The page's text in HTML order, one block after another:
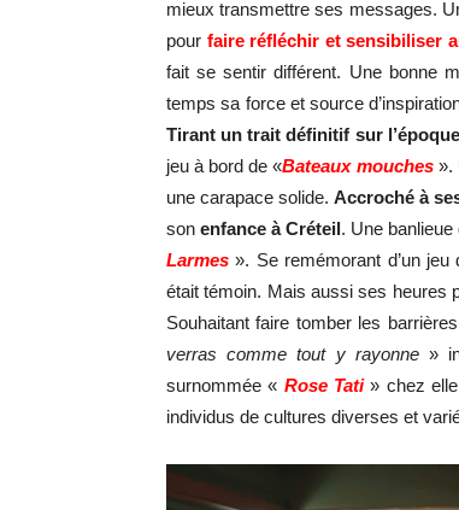
mieux transmettre ses messages.
pour faire réfléchir et sensibiliser
fait se sentir différent. Une bonne
temps sa force et source
Tirant un trait définitif sur
jeu à bord de «Bateaux mouches».
une carapace solide.Accroché à
son enfance à Créteil. Une
Larmes ». Se remémorant d’un
était témoin. Mais aussi ses heures
Souhaitant faire tomber les
verras comme tout y rayonne»
surnommée « Rose Tati» chez elle
individus de cultures diverses et